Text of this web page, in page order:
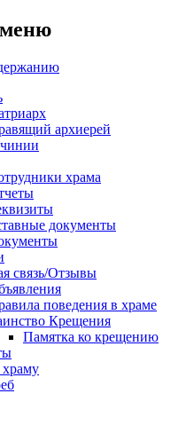
архиерей
храма
документы
связь/Отзывы
поведения в храме
Крещения
Памятка ко крещению